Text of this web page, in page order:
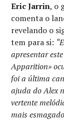
Eric Jarrin, o
comenta o
revelando o
tem para si:
apresentar
Apparition»
foi a última
ajuda do Alex
vertente
mais